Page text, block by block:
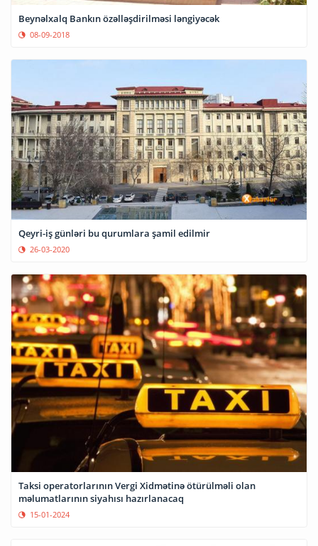
Beynəlxalq Bankın özəlləşdirilməsi ləngiyəcək
08-09-2018
Qeyri-iş günləri bu qurumlara şamil edilmir
26-03-2020
Taksi operatorlarının Vergi Xidmətinə ötürülməli olan
məlumatlarının siyahısı hazırlanacaq
15-01-2024